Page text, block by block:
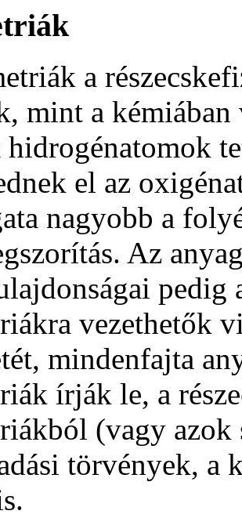
a
mint a
hidrogénatomok
el az
nagyobb a
Az
vezethetők
mindenfajta
írják le, a
(vagy azok
törvények, a